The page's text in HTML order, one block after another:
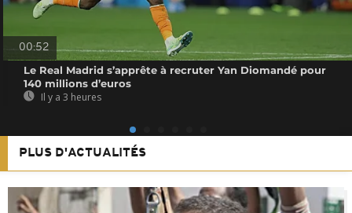
00:52
Le Real Madrid s’apprête à recruter Yan Diomandé pour
140 millions d’euros
Il y a 3 heures
PLUS D'ACTUALITÉS